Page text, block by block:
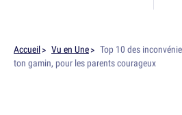
Accueil Vu en Une
Top 10 des
ton gamin, pour les parents courageux